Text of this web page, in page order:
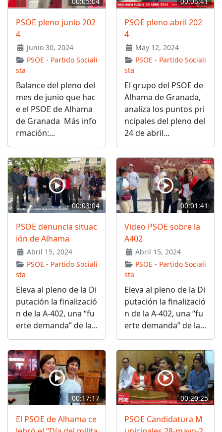
PSOE pleno junio 202
4
Junio 30, 2024
PSOE - Partido Sociali
sta
Balance del pleno del
mes de junio que hac
e el PSOE de Alhama
de Granada Más info
rmación:...
PSOE pleno abril 202
4
May 12, 2024
PSOE - Partido Sociali
sta
El grupo del PSOE de
Alhama de Granada,
analiza los puntos pri
ncipales del pleno del
24 de abril...
00:03:04
PSOE denuncia situac
ión de Alhama
Abril 15, 2024
PSOE - Partido Sociali
sta
Eleva al pleno de la Di
putación la finalizació
n de la A-402, una “fu
erte demanda” de la...
00:01:41
Video PSOE sobre la
A402
Abril 15, 2024
PSOE - Partido Sociali
sta
Eleva al pleno de la Di
putación la finalizació
n de la A-402, una “fu
erte demanda” de la...
00:17:17
El PSOE de Alhama ce
00:20:25
PSOE Candidatura M